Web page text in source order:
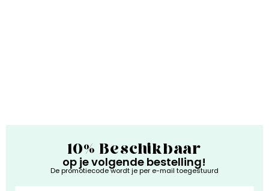
10% Beschikbaar
op je volgende bestelling!
De promotiecode wordt je per e-mail toegestuurd